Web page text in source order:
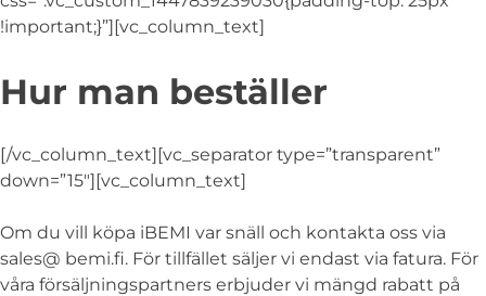
!important;}”][vc_column_text]
Hur man beställer
[/vc_column_text][vc_separator type=”transparent”
down=”15″][vc_column_text]
Om du vill köpa iBEMI var snäll och kontakta oss via
sales@ bemi.fi. För tillfället säljer vi endast via fatura. För
våra försäljningspartners erbjuder vi mängd rabatt på